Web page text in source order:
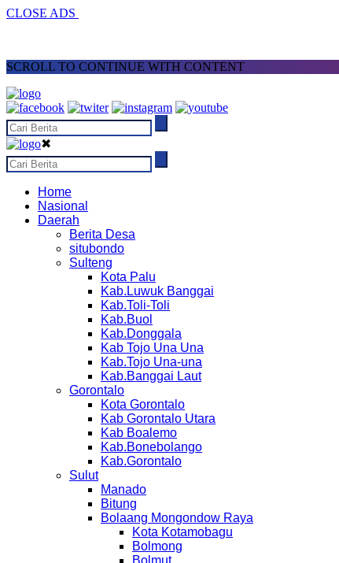
CLOSE ADS
SCROLL TO CONTINUE WITH CONTENT
✖
Home
Nasional
Daerah
Berita Desa
situbondo
Sulteng
Kota Palu
Kab.Luwuk Banggai
Kab.Toli-Toli
Kab.Buol
Kab.Donggala
Kab Tojo Una Una
Kab.Tojo Una-una
Kab.Banggai Laut
Gorontalo
Kota Gorontalo
Kab Gorontalo Utara
Kab Boalemo
Kab.Bonebolango
Kab.Gorontalo
Sulut
Manado
Bitung
Bolaang Mongondow Raya
Kota Kotamobagu
Bolmong
Bolmut